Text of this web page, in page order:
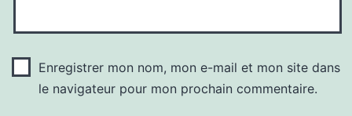
Enregistrer mon nom, mon e-mail et mon site dans
le navigateur pour mon prochain commentaire.